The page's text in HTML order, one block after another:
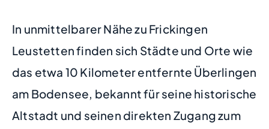
In unmittelbarer Nähe zu Frickingen
Leustetten finden sich Städte und Orte wie
das etwa 10 Kilometer entfernte Überlingen
am Bodensee, bekannt für seine historische
Altstadt und seinen direkten Zugang zum